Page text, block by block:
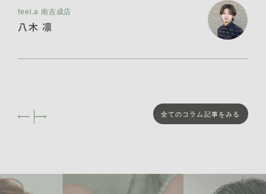
2024年8月 [3]
feel.a 南吉成店
八木 凛
全てのコラム記事をみる